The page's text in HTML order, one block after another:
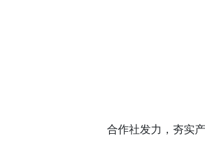
合作社发力，夯实